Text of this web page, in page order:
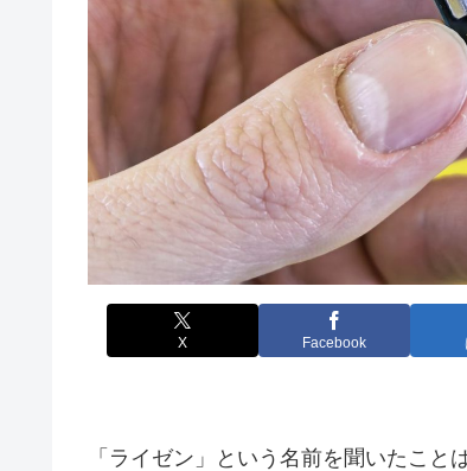
X Facebook
「ライゼン」という名前を聞いたこ